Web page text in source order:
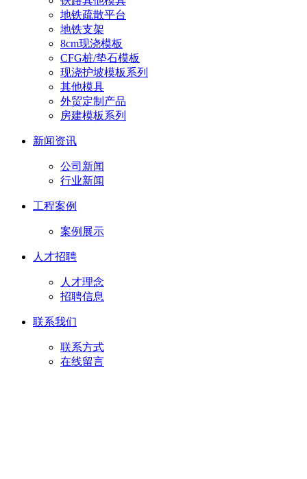
地铁疏散平台
地铁支架
8cm现浇模板
CFG桩/垫石模板
现浇护坡模板系列
其他模具
外贸定制产品
房建模板系列
新闻资讯
公司新闻
行业新闻
工程案例
案例展示
人才招聘
人才理念
招聘信息
联系我们
联系方式
在线留言